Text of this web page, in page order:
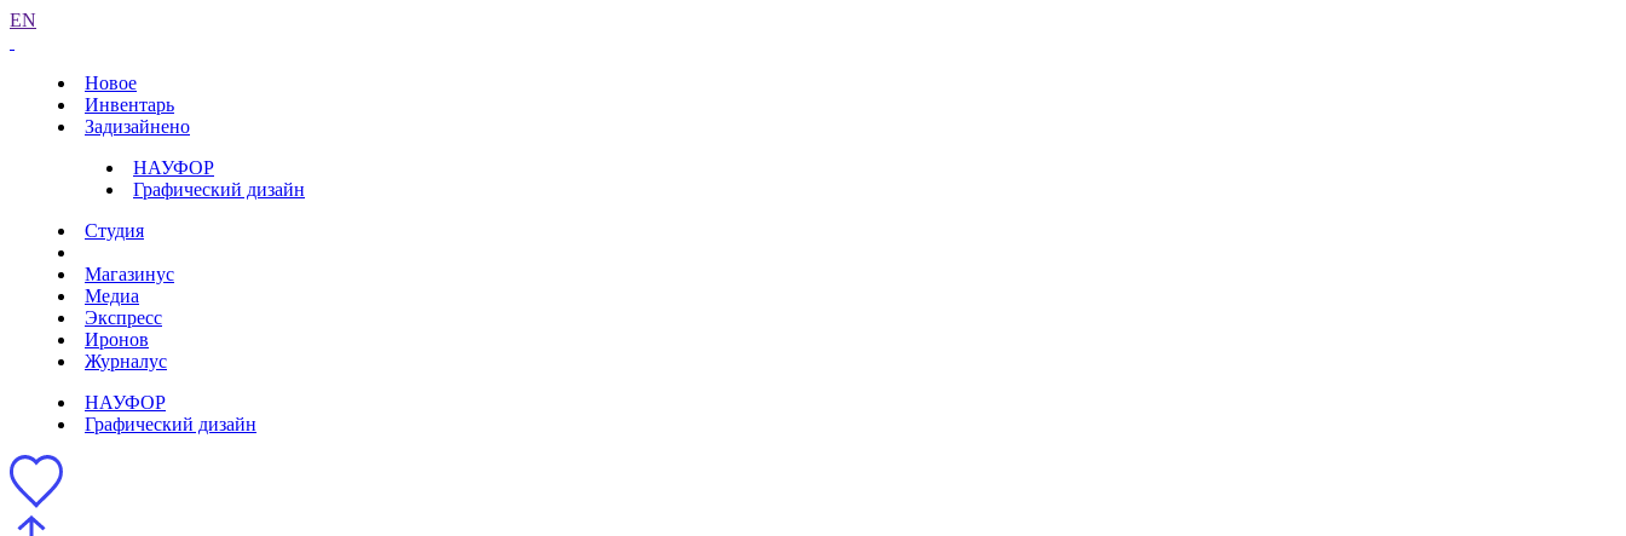
EN
Новое
Инвентарь
Задизайнено
НАУФОР
Графический дизайн
Студия
Магазинус
Медиа
Экспресс
Иронов
Журналус
НАУФОР
Графический дизайн